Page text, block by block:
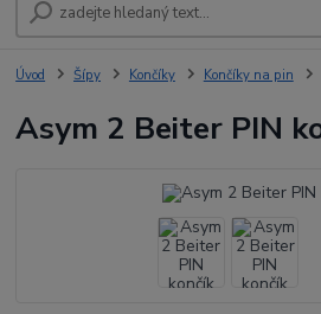
Úvod Šípy Končíky Končíky na pin
Asym 2 Beiter PIN